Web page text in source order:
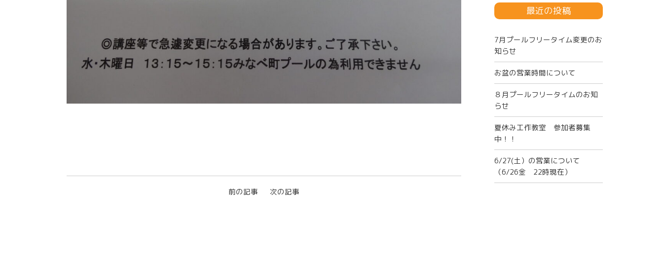
イ
ブ
最近の投稿
7月プールフリータイム変更のお
知らせ
お盆の営業時間について
８月プールフリータイムのお知
らせ
夏休み工作教室 参加者募集
中！！
6/27(土）の営業について
（6/26金 22時現在）
前の記事 次の記事